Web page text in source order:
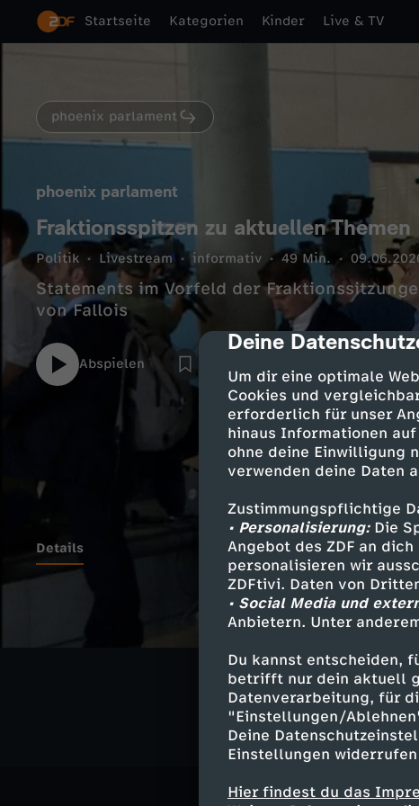
cmp-dialog-
Deine
Um dir eine optimale
Cookies und
erforderlich für unser
hinaus Informationen
ohne deine Einwilligung
verwenden deine Daten
Zustimmungspflichtige
• Personalisierung:Die
Angebot des ZDF an
personalisieren wir
ZDFtivi. Daten von
• Social Media und
Anbietern. Unter
Du kannst entscheiden,
betrifft nur dein aktuell
Datenverarbeitung, für
"Einstellungen/
Deine
Einstellungen
Hier findest du das
Startseite Kategorien Kinder Live & TV
phoenix parlament
phoenix parlament
Fraktionsspitzen zu aktuellen Themen
Politik Livestream informativ 49 Min.
Statements im Vorfeld der
von Fallois
Abspielen
Details
Ähnliche
Politik